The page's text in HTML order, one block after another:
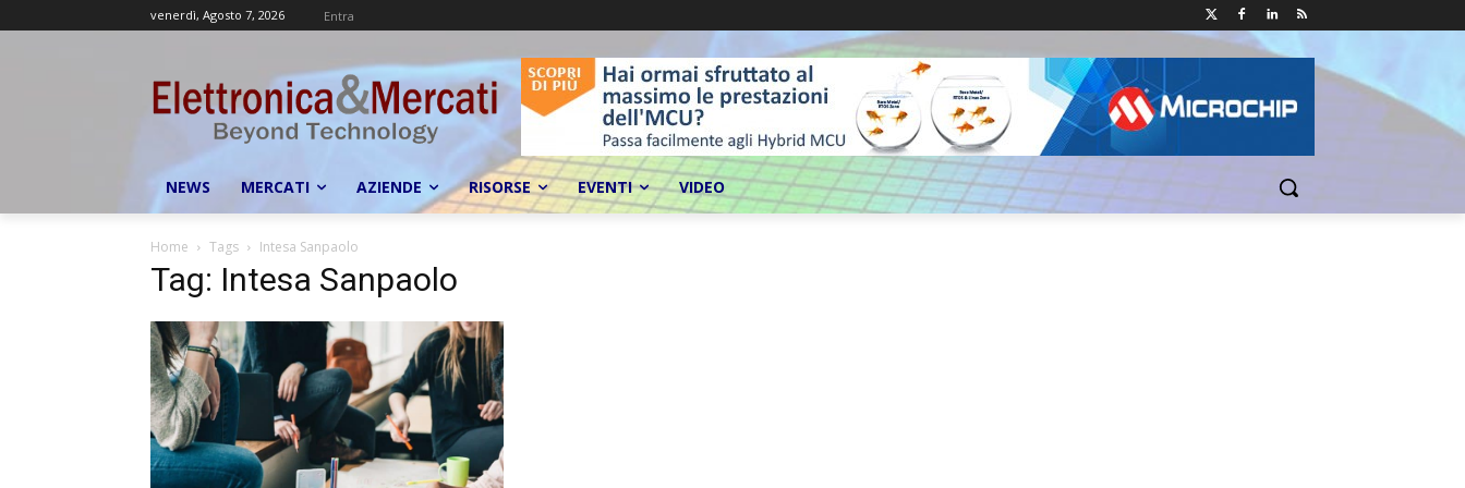
venerdì, Agosto 7, 2026 Entra
NEWS MERCATI AZIENDE RISORSE EVENTI VIDEO
Home Tags Intesa Sanpaolo
Tag: Intesa Sanpaolo